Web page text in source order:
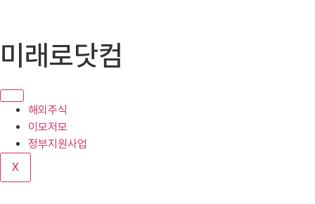
텐
로
기
미래로닷컴
해외주식
이모저모
정부지원사업
X